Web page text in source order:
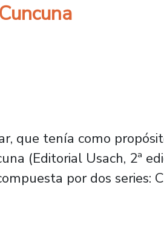
que tenía como
(Editorial Usach, 2ª
por dos series: